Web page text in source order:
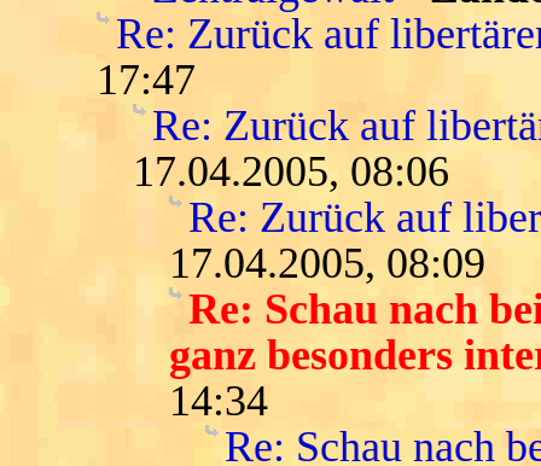
Re: Zurück auf
17:47
Re: Zurück auf
17.04.2005, 08:06
Re: Zurück auf
17.04.2005, 08:09
Re: Schau nach
ganz besonders
14:34
Re: Schau nach